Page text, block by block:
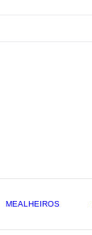
MEALHEIROS